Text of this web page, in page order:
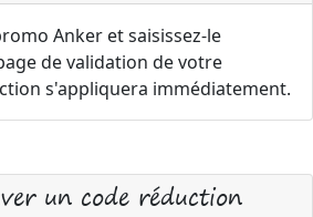
Anker et saisissez-le
de validation de votre
s'appliquera immédiatement.
un code réduction